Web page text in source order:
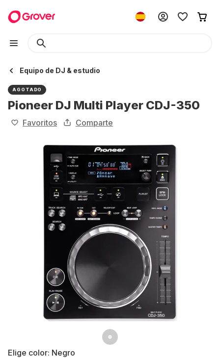
Equipo de DJ & estudio
AGOTADO
Pioneer DJ Multi Player CDJ-350
Favoritos Comparte
Elige color: Negro